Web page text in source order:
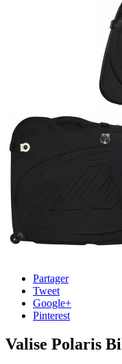
Partager
Tweet
Google+
Pinterest
Valise Polaris